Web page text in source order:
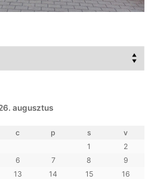
augusztus
c p s
v
1
2
6 7 8
9
13 14 15
16